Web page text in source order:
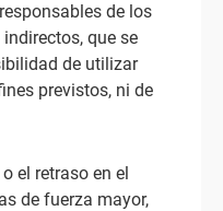
de los
que se
de utilizar
previstos, ni de
el retraso en el
de fuerza mayor,